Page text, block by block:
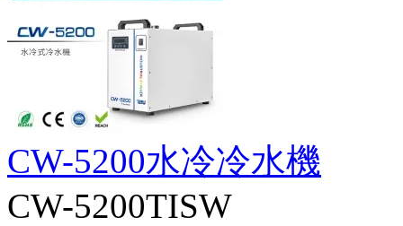
CW-5200水冷冷水機
CW-5200TISW